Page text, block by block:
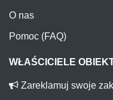
O nas
Pomoc (FAQ)
WŁAŚCICIELE
Zareklamuj swoje